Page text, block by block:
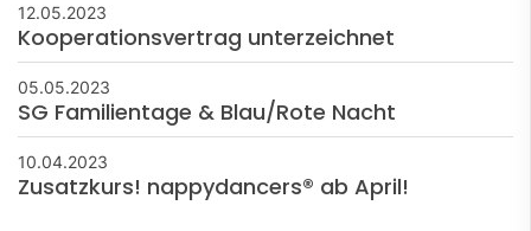
12.05.2023
Kooperationsvertrag unterzeichnet
05.05.2023
SG Familientage & Blau/Rote Nacht
10.04.2023
Zusatzkurs! nappydancers® ab April!